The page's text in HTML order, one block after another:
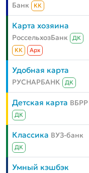
Банк
КК
Карта хозяина
РоссельхозБанк
ДК
КК
Aрх
Удобная карта
РУСНАРБАНК ДК
Детская карта ВБРР
ДК
Классика ВУЗ-банк
ДК
Умный кэшбэк